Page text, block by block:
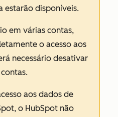
estarão disponíveis.
em várias contas,
o acesso aos
necessário desativar
aos dados de
o HubSpot não